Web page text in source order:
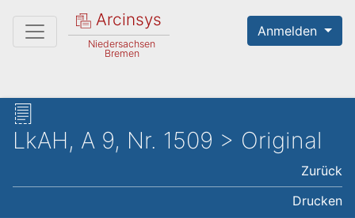
Arcinsys
Niedersachsen
Bremen
Anmelden
LkAH, A 9, Nr. 1509 > Original
Zurück
Drucken